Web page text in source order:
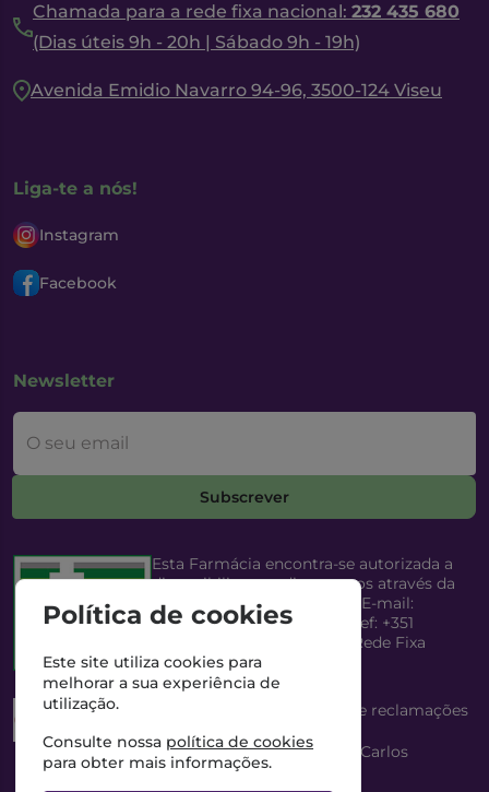
Chamada para a rede fixa nacional: 232 435 680
(Dias úteis 9h - 20h | Sábado 9h - 19h)
Avenida Emidio Navarro 94-96, 3500-124 Viseu
Liga-te a nós!
Instagram
Facebook
Newsletter
O seu email
Subscrever
Esta Farmácia encontra-se autorizada a
disponibilizar medicamentos através da
Internet, pelo Infarmed, I.P. E-mail:
infarmed@infarmed.pt
| Telef: +351
217987100 (Chamada para Rede Fixa
Nacional)
Esta Farmácia dispõe de livro de reclamações
Director Técnico e Proprietário: António Carlos
Saraiva Cabral Costa
Política de cookies
Este site utiliza cookies para
melhorar a sua experiência de
utilização.
Consulte nossa política de cookies
para obter mais informações.